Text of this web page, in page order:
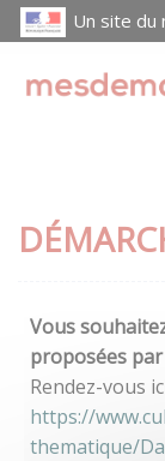
Un site du
Vous
proposées
Rendez-vous
https://
thematique/